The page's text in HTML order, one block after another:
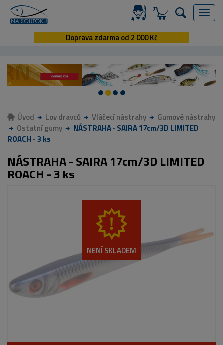
Menu
Doprava zdarma od 2 000 Kč
Úvod Lov dravců Vláčecí nástrahy
Gumové nástrahy
Ostatní gumy
NÁSTRAHA - SAIRA 17cm/3D LIMITED
ROACH - 3 ks
NÁSTRAHA - SAIRA 17cm/3D LIMITED
ROACH - 3 ks
NENÍ SKLADEM